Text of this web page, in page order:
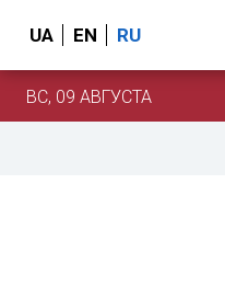
UA EN RU
ВС, 09 АВГУСТА